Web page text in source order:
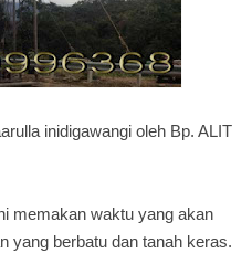
inidigawangi oleh Bp. ALIT
memakan waktu yang akan
yang berbatu dan tanah keras.